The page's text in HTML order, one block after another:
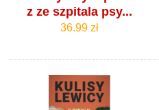
z ze szpitala psy...
36.99 zł